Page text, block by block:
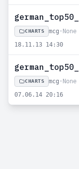
CHARTS mcg • None
18.11.13 14:30
CHARTS mcg • None
07.06.14 20:16